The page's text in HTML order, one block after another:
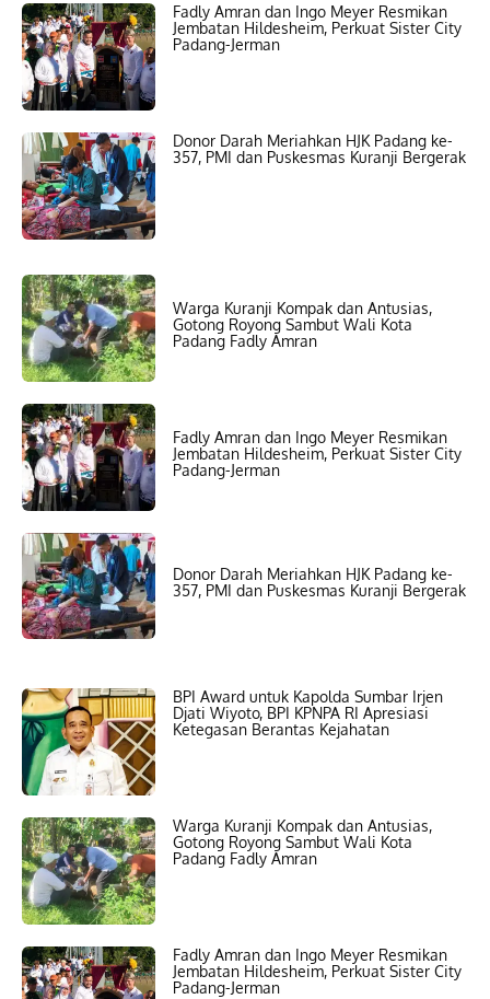
Fadly Amran dan Ingo Meyer Resmikan
Jembatan Hildesheim, Perkuat Sister City
Padang-Jerman
Donor Darah Meriahkan HJK Padang ke-
357, PMI dan Puskesmas Kuranji Bergerak
Warga Kuranji Kompak dan Antusias,
Gotong Royong Sambut Wali Kota
Padang Fadly Amran
Fadly Amran dan Ingo Meyer Resmikan
Jembatan Hildesheim, Perkuat Sister City
Padang-Jerman
Donor Darah Meriahkan HJK Padang ke-
357, PMI dan Puskesmas Kuranji Bergerak
BPI Award untuk Kapolda Sumbar Irjen
Djati Wiyoto, BPI KPNPA RI Apresiasi
Ketegasan Berantas Kejahatan
Warga Kuranji Kompak dan Antusias,
Gotong Royong Sambut Wali Kota
Padang Fadly Amran
Fadly Amran dan Ingo Meyer Resmikan
Jembatan Hildesheim, Perkuat Sister City
Padang-Jerman